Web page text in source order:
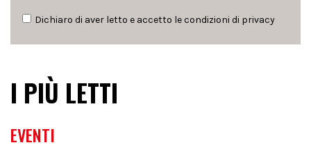
Dichiaro di aver letto e accetto le condizioni di privacy
I PIÙ LETTI
EVENTI